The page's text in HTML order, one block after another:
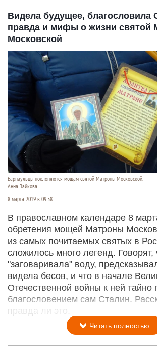
Видела будущее, благословила
правда и мифы о жизни святой
Московской
Барнаульцы поклоняются мощам святой Матроны Московской.
Анна Зайкова
8 марта 2019 в 09:58
В православном календаре 8
обретения мощей Матроны
из самых почитаемых святых в
сложилось много легенд. Говорят,
"заговаривала" воду,
видела бесов, и что в начале
Отечественной войны к ней тайно
благословением сам Сталин.
правда ли это.
Читать полностью